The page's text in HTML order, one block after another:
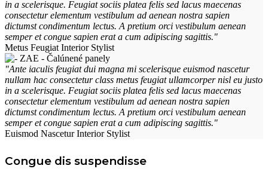
in a scelerisque. Feugiat sociis platea felis sed lacus maecenas
consectetur elementum vestibulum ad aenean nostra sapien
dictumst condimentum lectus. A pretium orci vestibulum aenean
semper et congue sapien erat a cum adipiscing sagittis."
Metus Feugiat Interior Stylist
"Ante iaculis feugiat dui magna mi scelerisque euismod nascetur
nullam hac consectetur class metus feugiat ullamcorper nisl eu justo
in a scelerisque. Feugiat sociis platea felis sed lacus maecenas
consectetur elementum vestibulum ad aenean nostra sapien
dictumst condimentum lectus. A pretium orci vestibulum aenean
semper et congue sapien erat a cum adipiscing sagittis."
Euismod NasceturInterior Stylist
Congue dis suspendisse